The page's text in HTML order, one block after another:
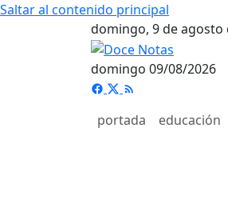
Saltar al contenido principal
domingo, 9 de agosto
domingo 09/08/2026
portada educación